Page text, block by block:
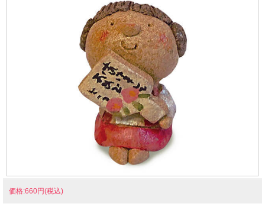
価格:660円(税込)